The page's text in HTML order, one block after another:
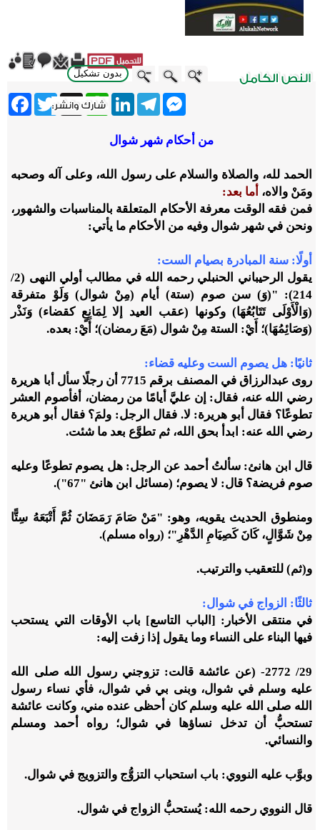
بدون تشكيل
Twitter X
WhatsApp
LinkedInTelegram
Messenger
من أحكام شهر شوال
الحمد لله، والصلاة والسلام على رسول الله، وعلى آله وصحبه
ومَنْ والاه، أما بعد:
فمن فقه الوقت معرفة الأحكام المتعلقة بالمناسبات والشهور،
ونحن في شهر شوال وفيه من الأحكام ما يأتي:
أولًا: سنة المبادرة بصيام الست:
يقول الرحيباني الحنبلي رحمه الله في مطالب أولي النهى (2/
214): "(وَ) سن صوم (ستة) أيام (مِنْ شوال) وَلَوْ متفرقة
(وَالْأَوْلَى تَتَابُعُهَا) وكونها (عقب العيد إلا لِمَانِعٍ كقضاء) وَنَذْر
(وَصَائِمُهَا)؛ أَيْ: الستة مِنْ شوال (مَعَ رمضان)؛ أَيْ: بعده.
ثانيًا: هل يصوم الست وعليه قضاء:
روى عبدالرزاق في المصنف برقم 7715 أن رجلًا سأل أبا هريرة
رضي الله عنه، فقال: إن عليَّ أيامًا من رمضان، أفأصوم العشر
تطوعًا؟ ‏فقال أبو هريرة: لا. ‏فقال الرجل: ولمَ؟ ‏فقال أبو هريرة
رضي الله عنه: ‏ابدأ بحق الله، ثم تطوَّع بعد ما شئت.
قال ابن هانئ: سألتُ أحمد عن الرجل: هل يصوم تطوعًا وعليه
صوم فريضة؟ ‏قال: لا يصوم؛ (مسائل ابن هانئ "67").
‏ومنطوق الحديث يقويه، وهو: "مَنْ صَامَ رَمَضَانَ ثُمَّ أَتْبَعَهُ سِتًّا
مِنْ شَوَّالٍ، كَانَ كَصِيَامِ الدَّهْرِ"؛ (رواه مسلم).
‏و(ثم) للتعقيب والترتيب.
ثالثًا: الزواج في شوال:
في منتقى الأخبار: [الباب التاسع] باب الأوقات التي يستحب
فيها البناء على النساء وما يقول إذا زفت إليه:
29/ 2772- (عن عائشة قالت: تزوجني رسول الله صلى الله
عليه وسلم في شوال، وبنى بي في شوال، فأي نساء رسول
الله صلى الله عليه وسلم كان أحظى عنده مني، وكانت عائشة
تستحبُّ أن تدخل نساؤها في شوال؛ رواه أحمد ومسلم
والنسائي.
وبوَّب عليه النووي: باب استحباب التزوُّج والتزويج في شوال.
‏قال النووي رحمه الله: يُستحبُّ الزواج في شوال.